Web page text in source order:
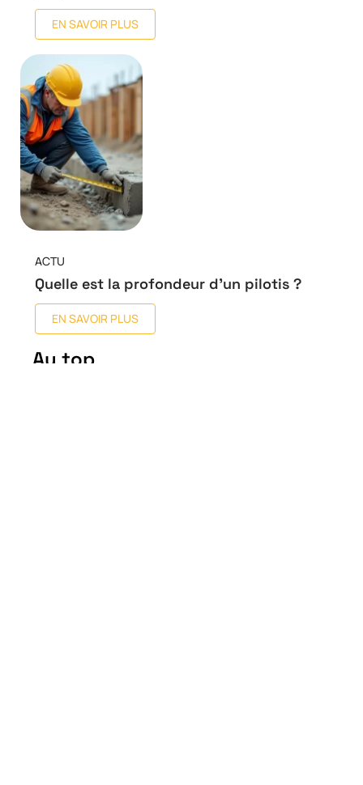
EN SAVOIR PLUS
ACTU
Quelle est la profondeur d’un pilotis ?
EN SAVOIR PLUS
Au top